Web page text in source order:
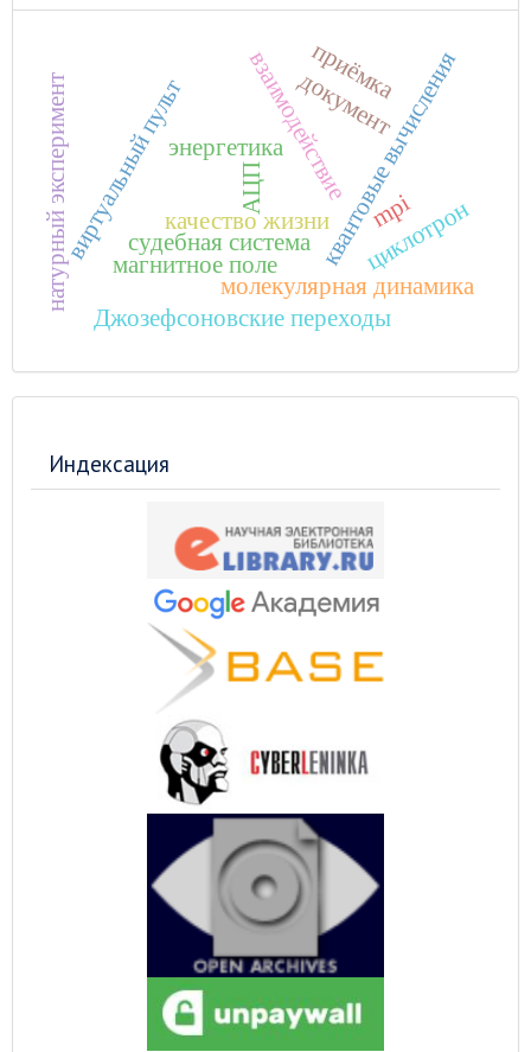
квантовые вычисления
взаимодействие
энергетика
виртуальный пульт
молекулярная динамика
натурный эксперимент mpi
Джозефсоновские переходы
качество жизни
судебная система
документ
магнитное поле циклотрон
АЦП
приёмка
Индексация